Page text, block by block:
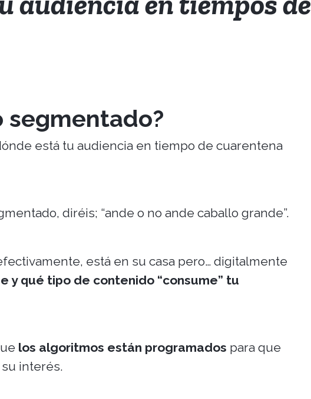
segmentado?
está tu audiencia en tiempo de cuarentena
diréis; “ande o no ande caballo grande”.
está en su casa pero… digitalmente
y qué tipo de contenido “consume” tu
los algoritmos están programados para que
interés.